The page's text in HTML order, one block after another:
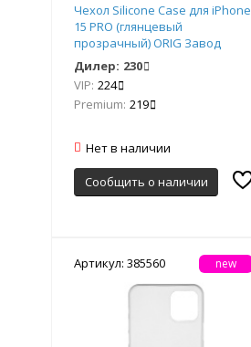
Чехол Silicone Case для iPhone
15 PRO (глянцевый
прозрачный) ORIG Завод
Дилер: 230
VIP: 224
Premium: 219
Нет в наличии
Сообщить о наличии
Артикул: 385560 new